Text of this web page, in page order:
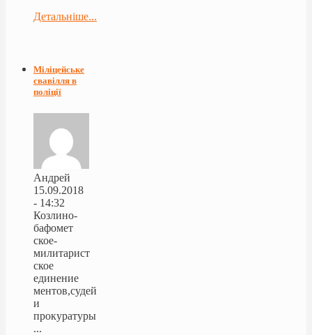
Детальніше...
Міліцейське
свавілля в
поліції
Андрей
15.09.2018
- 14:32
Козлино-
бафомет
ское-
милитарист
ское
единение
ментов,судей
и
прокуратуры
...